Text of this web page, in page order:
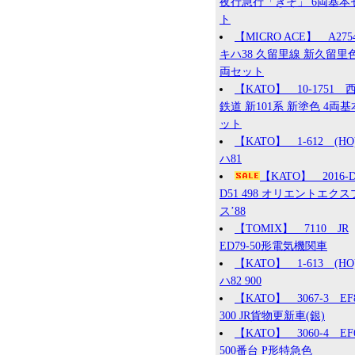
ト
【MICRO ACE】
キハ38 久留里線 新久留里
両セット
【KATO】 10-1751
鉄道 新101系 新塗色 4両基
ット
【KATO】 1-612
ハ81
【KATO】
D51 498 オリエントエクス
ス’88
【TOMIX】 7110 JR
ED79-50形電気機関車
【KATO】 1-613
ハ82 900
【KATO】 3067-3
300 JR貨物更新車(銀)
【KATO】 3060-4
500番台 P形特急色